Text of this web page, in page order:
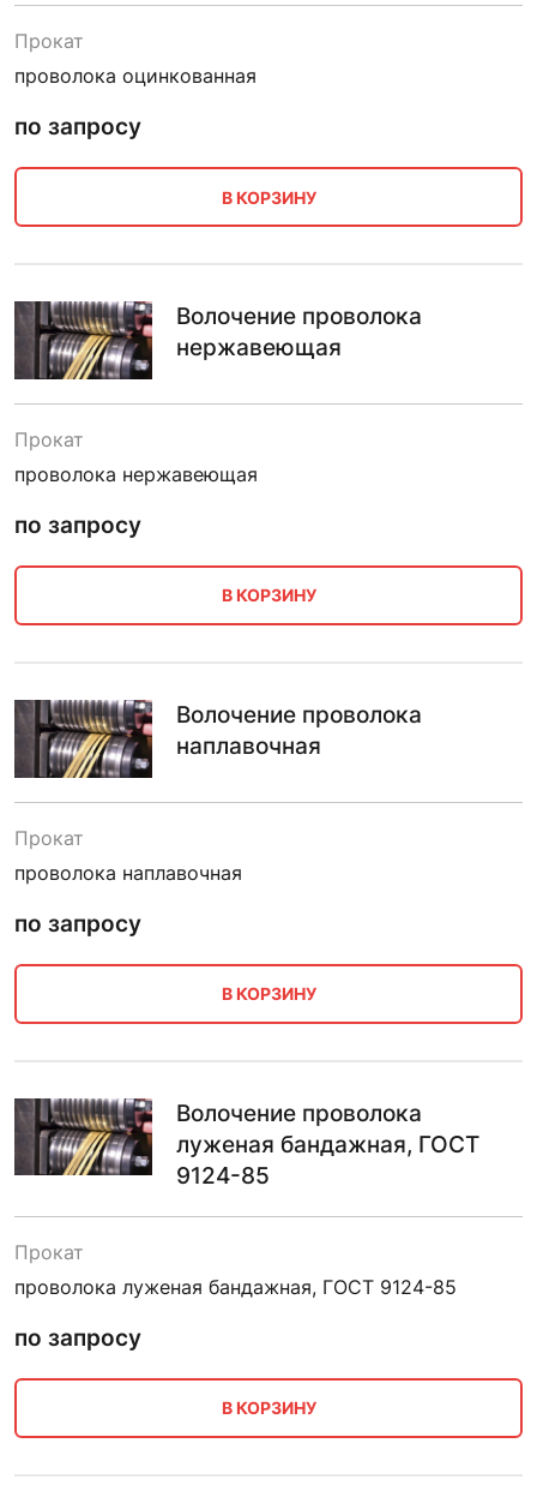
Прокат
проволока оцинкованная
по запросу
В КОРЗИНУ
Волочение проволока
нержавеющая
Прокат
проволока нержавеющая
по запросу
В КОРЗИНУ
Волочение проволока
наплавочная
Прокат
проволока наплавочная
по запросу
В КОРЗИНУ
Волочение проволока
луженая бандажная, ГОСТ
9124-85
Прокат
проволока луженая бандажная, ГОСТ 9124-85
по запросу
В КОРЗИНУ